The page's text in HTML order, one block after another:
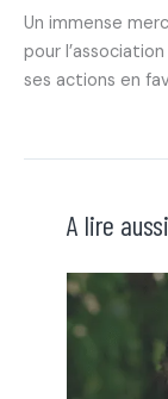
Un immense
pour
ses actions en
A lire aussi